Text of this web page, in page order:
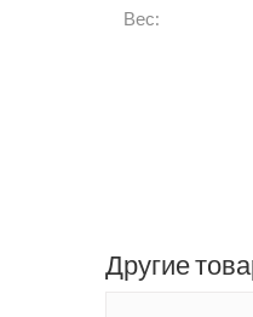
Вес:
Другие